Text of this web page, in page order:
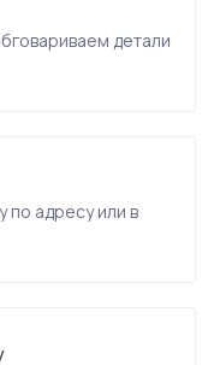
детали
по адресу или в